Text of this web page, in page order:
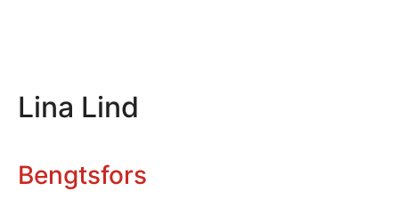
Lina Lind
Bengtsfors